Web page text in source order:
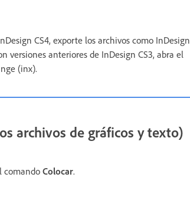
CS4, exporte los archivos como InDesign
versiones anteriores de InDesign CS3, abra el
(inx).
archivos de gráficos y texto)
comando Colocar.